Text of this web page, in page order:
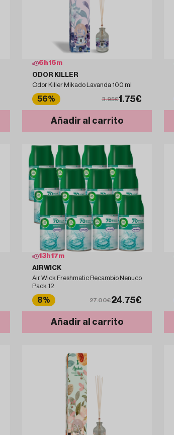
6 h16m
ODOR KILLER
Odor Killer Mikado Lavanda 100 ml
56% 3.95€1.75€
Añadir al carrito
13 h17m
AIRWICK
Air Wick Freshmatic Recambio Nenuco
Pack 12
8% 27.00€24.75€
Añadir al carrito